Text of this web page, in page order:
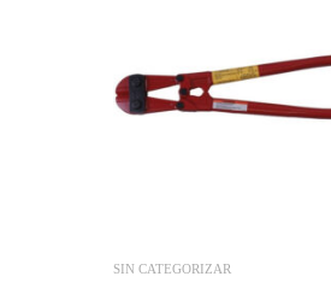
SIN CATEGORIZAR